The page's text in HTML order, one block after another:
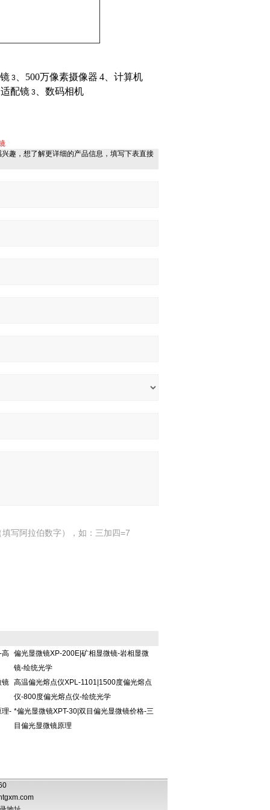
3 500万像素摄像器 4 、计算机
适配镜 3 、数码相机
兴趣，想了解更详细的产品信息，填写下表直接
写阿拉伯数字），如：三加四=7
高
偏光显微镜XP-200E|矿相显微镜-岩相显微
镜-绘统光学
镜
高温偏光熔点仪XPL-1101|1500度偏光熔点
仪-800度偏光熔点仪-绘统光学
理- *偏光显微镜XPT-30|双目偏光显微镜价格-三
目偏光显微镜原理